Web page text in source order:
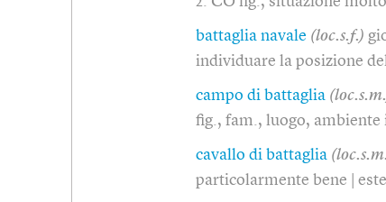
battaglia navale (loc.s.f.)
individuare la posizione
campo di battaglia
fig., fam., luogo,
cavallo di battaglia
particolarmente bene |